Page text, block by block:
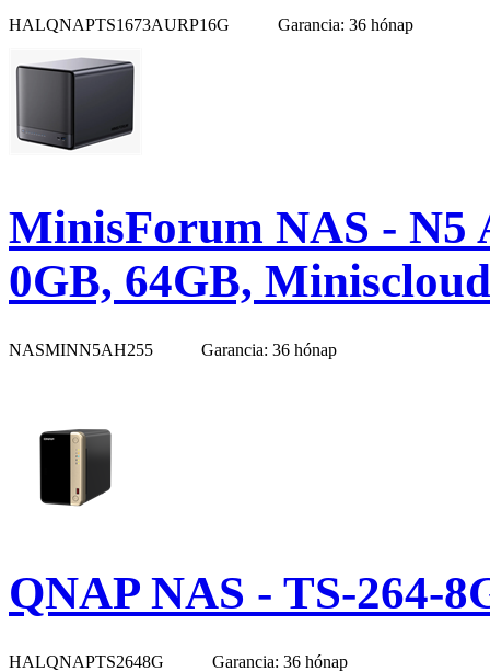
HALQNAPTS1673AURP16G Garancia: 36 hónap
MinisForum NAS - N5
0GB, 64GB,
NASMINN5AH255 Garancia: 36 hónap
QNAP NAS - TS-264-
HALQNAPTS2648G Garancia: 36 hónap